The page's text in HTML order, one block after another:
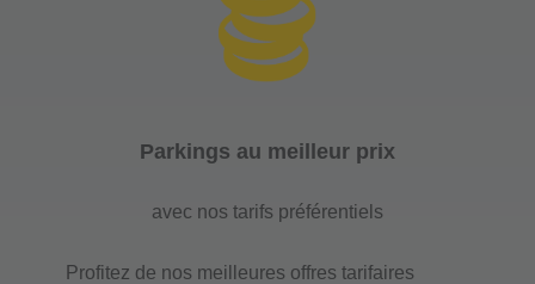
Parkings au meilleur prix
avec nos tarifs préférentiels
Profitez de nos meilleures offres tarifaires